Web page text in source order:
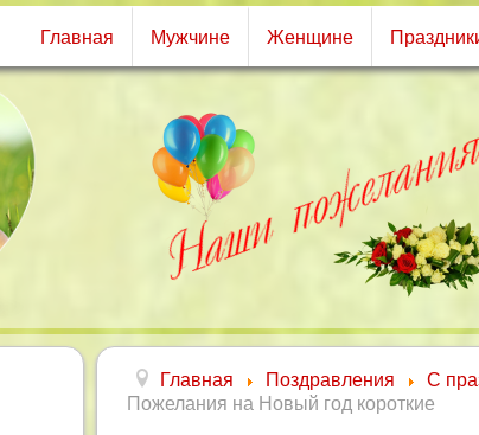
Главная Мужчине Женщине
Главная Поздравления С
Пожелания на Новый год короткие